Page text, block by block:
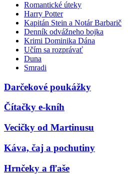
Romantické úteky
Harry Potter
Kapitán Stein a Notár Barbarič
Denník odvážneho bojka
Krimi Dominika Dána
Učím sa rozprávať
Duna
Smradi
Darčekové poukážky
Čítačky e-kníh
Vecičky od Martinusu
Káva, čaj a pochutiny
Hrnčeky a fľaše